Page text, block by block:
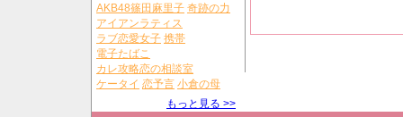
AKB48篠田麻里子 奇跡の力
アイアンラティス
ラブ恋愛女子 携帯
電子たばこ
カレ攻略恋の相談室
ケータイ 恋予言 小倉の母
もっと見る >>